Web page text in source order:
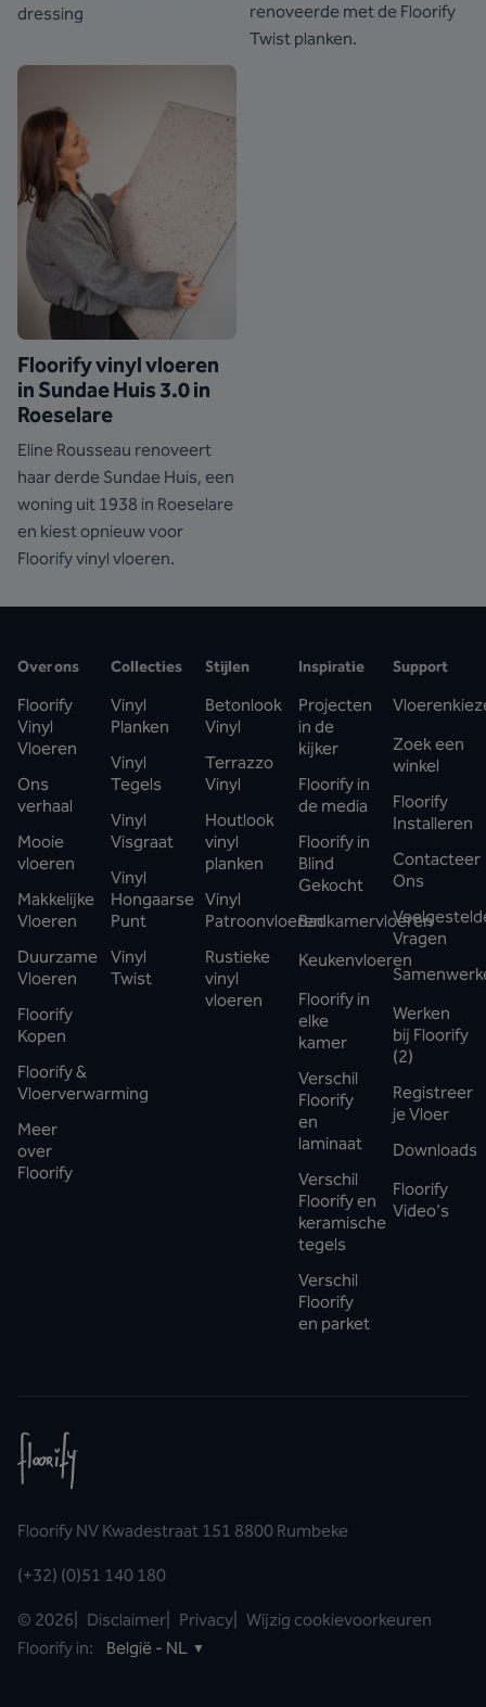
dressing
renoveerde met de Floorify
Twist planken.
Floorify vinyl vloeren
in Sundae Huis 3.0 in
Roeselare
Eline Rousseau renoveert
haar derde Sundae Huis, een
woning uit 1938 in Roeselare
en kiest opnieuw voor
Floorify vinyl vloeren.
Over ons
Floorify
Vinyl
Vloeren
Ons
verhaal
Mooie
vloeren
Makkelijke
Vloeren
Duurzame
Vloeren
Floorify
Kopen
Floorify &
Vloerverwarming
Meer
over
Floorify
Collecties
Vinyl
Planken
Vinyl
Tegels
Vinyl
Visgraat
Vinyl
Hongaarse
Punt
Vinyl
Twist
Stijlen
Betonlook
Vinyl
Terrazzo
Vinyl
Houtlook
vinyl
planken
Vinyl
Patroonvloeren
Rustieke
vinyl
vloeren
Inspiratie
Projecten
in de
kijker
Floorify in
de media
Floorify in
Blind
Gekocht
Badkamervloeren
Keukenvloeren
Floorify in
elke
kamer
Verschil
Floorify
en
laminaat
Verschil
Floorify en
keramische
tegels
Verschil
Floorify
en parket
Support
Zoek een
winkel
Floorify
Installeren
Contacteer
Ons
Vragen
Werken
bij Floorify
(2)
Registreer
je Vloer
Downloads
Floorify
Video's
Floorify NV Kwadestraat 151 8800 Rumbeke
(+32) (0)51 140 180
© 2026 Disclaimer Privacy
Wijzig cookievoorkeuren
Floorify in:
België - NL ▼